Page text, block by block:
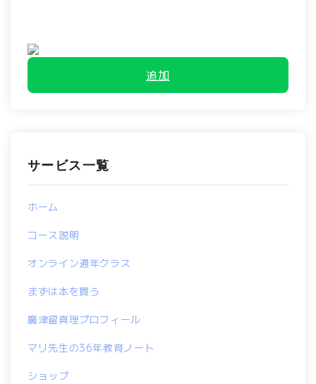
追加
サービス一覧
ホーム
コース説明
オンライン通年クラス
まずは本を買う
廣津留真理プロフィール
マリ先生の36年教育ノート
ショップ